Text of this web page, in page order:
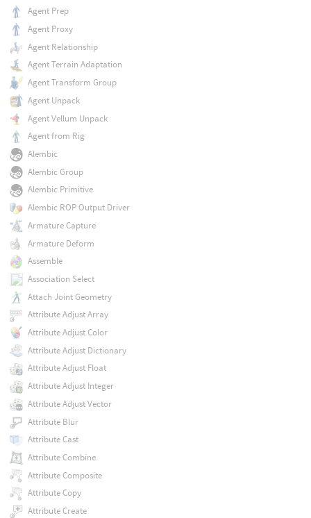
Agent Prep
Agent Proxy
Agent Relationship
Agent Terrain Adaptation
Agent Transform Group
Agent Unpack
Agent Vellum Unpack
Agent from Rig
Alembic
Alembic Group
Alembic Primitive
Alembic ROP Output Driver
Armature Capture
Armature Deform
Assemble
Association Select
Attach Joint Geometry
Attribute Adjust Array
Attribute Adjust Color
Attribute Adjust Dictionary
Attribute Adjust Float
Attribute Adjust Integer
Attribute Adjust Vector
Attribute Blur
Attribute Cast
Attribute Combine
Attribute Composite
Attribute Copy
Attribute Create